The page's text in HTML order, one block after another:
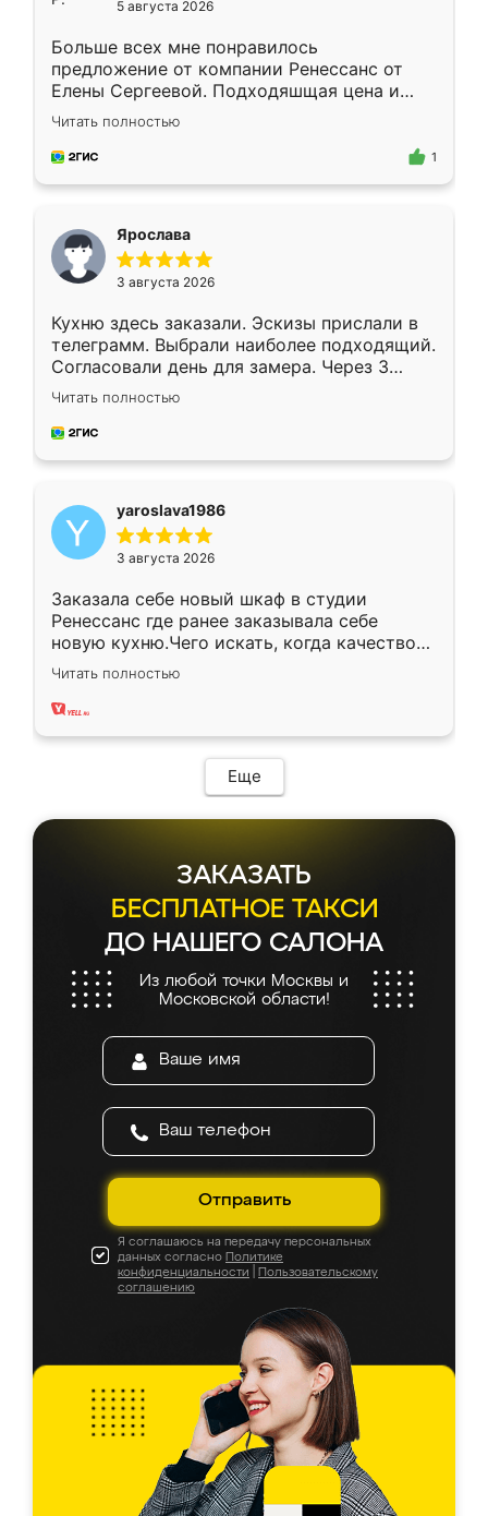
5 августа 2026
Больше всех мне понравилось
предложение от компании Ренессанс от
Елены Сергеевой. Подходяшщая цена и
короткие сроки изготовления. Приехавший
для замера сотрудник Владислав
предложил по моему эскизу самый
Читать полностью
1
Ярослава
3 августа 2026
Кухню здесь заказали. Эскизы прислали в
телеграмм. Выбрали наиболее подходящий.
Согласовали день для замера. Через 3
недели кухня была уже готова. Остались
довольны работой. Спасибо Ренессанс
мебель за качественную работу!
Читать полностью
yaroslava1986
3 августа 2026
Заказала себе новый шкаф в студии
Ренессанс где ранее заказывала себе
новую кухню.Чего искать, когда качеством
вполне довольна. Служит кухня уже почти
два года, нареканий нет.
Читать полностью
Еще
ЗАКАЗАТЬ
БЕСПЛАТНОЕ ТАКСИ
ДО НАШЕГО САЛОНА
Из любой точки Москвы и
Московской области!
Отправить
Я соглашаюсь на передачу персональных
данных согласно Политике
конфиденциальности
Пользовательскому
соглашению